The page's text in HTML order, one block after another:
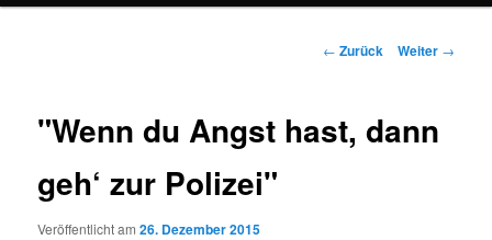
Beitragsnavigation
← Zurück Weiter →
"Wenn du Angst hast, dann
geh‘ zur Polizei"
Veröffentlicht am26. Dezember 2015